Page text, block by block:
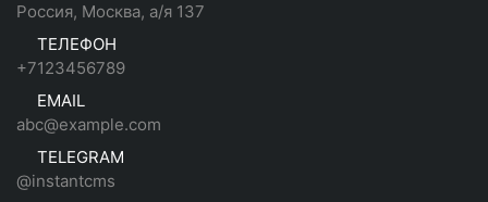
Россия, Москва, а/я 137
ТЕЛЕФОН
+7123456789
EMAIL
abc@example.com
TELEGRAM
@instantcms